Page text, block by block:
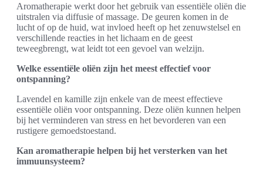
Aromatherapie werkt door het gebruik van essentiële oliën die
uitstralen via diffusie of massage. De geuren komen in de
lucht of op de huid, wat invloed heeft op het zenuwstelsel en
verschillende reacties in het lichaam en de geest
teweegbrengt, wat leidt tot een gevoel van welzijn.
Welke essentiële oliën zijn het meest effectief voor
ontspanning?
Lavendel en kamille zijn enkele van de meest effectieve
essentiële oliën voor ontspanning. Deze oliën kunnen helpen
bij het verminderen van stress en het bevorderen van een
rustigere gemoedstoestand.
Kan aromatherapie helpen bij het versterken van het
immuunsysteem?